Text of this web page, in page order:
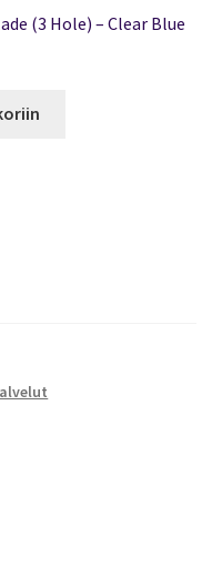
(3 Hole) – Clear Blue